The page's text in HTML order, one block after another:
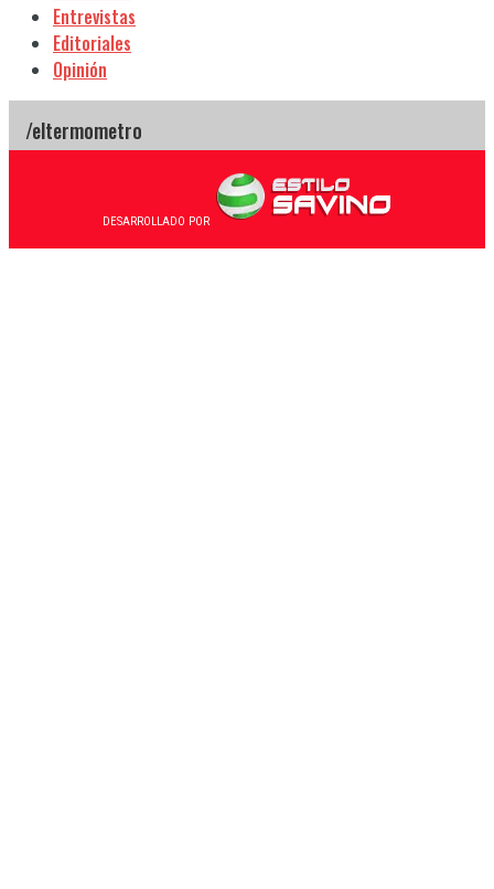
Entrevistas
Editoriales
Opinión
DESARROLLADO POR